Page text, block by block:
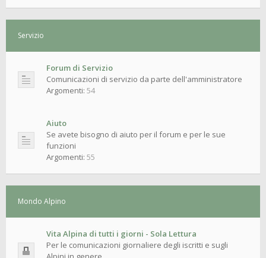
Servizio
Forum di Servizio
Comunicazioni di servizio da parte dell'amministratore
Argomenti: 54
Aiuto
Se avete bisogno di aiuto per il forum e per le sue
funzioni
Argomenti: 55
Mondo Alpino
Vita Alpina di tutti i giorni - Sola Lettura
Per le comunicazioni giornaliere degli iscritti e sugli